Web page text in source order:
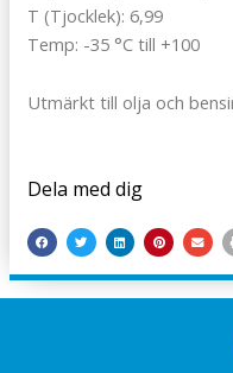
T (Tjocklek): 6,99
Temp: -35 °C till +100
Utmärkt till olja och
Dela med dig